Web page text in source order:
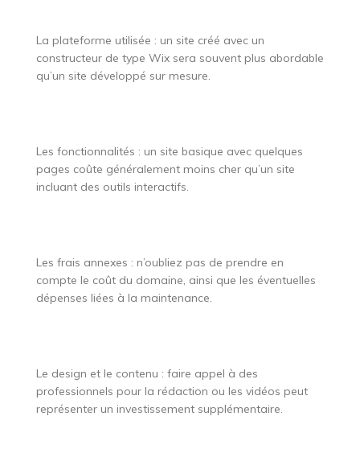
La plateforme utilisée : un site créé avec un
constructeur de type Wix sera souvent plus abordable
qu’un site développé sur mesure.
Les fonctionnalités : un site basique avec quelques
pages coûte généralement moins cher qu’un site
incluant des outils interactifs.
Les frais annexes : n’oubliez pas de prendre en
compte le coût du domaine, ainsi que les éventuelles
dépenses liées à la maintenance.
Le design et le contenu : faire appel à des
professionnels pour la rédaction ou les vidéos peut
représenter un investissement supplémentaire.